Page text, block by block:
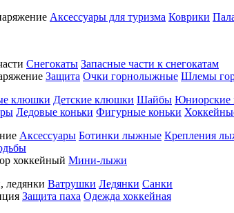
Аксессуары для туризма Коврики
Снегокаты Запасные части к снегокатам
Защита Очки горнолыжные Шлемы
клюшки Детские клюшки Шайбы Юниорские
Ледовые коньки Фигурные коньки
Аксессуары Ботинки лыжные Крепления
хоккейный Мини-лыжи
ледянки Ватрушки Ледянки Санки
Защита паха Одежда хоккейная